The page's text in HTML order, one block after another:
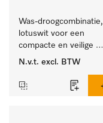
Was-droogcombinatie,
lotuswit voor een
compacte en veilige
opstelling bij een was-
N.v.t. excl. BTW